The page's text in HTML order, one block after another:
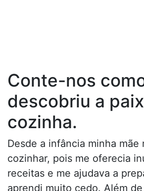
Conte-nos
descobriu a
cozinha.
Desde a infância minha mãe
cozinhar, pois me oferecia
receitas e me ajudava a
aprendi muito cedo. Além